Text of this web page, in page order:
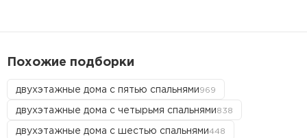
Похожие подборки
двухэтажные дома с пятью спальнями969
двухэтажные дома с четырьмя спальнями838
двухэтажные дома с шестью спальнями448